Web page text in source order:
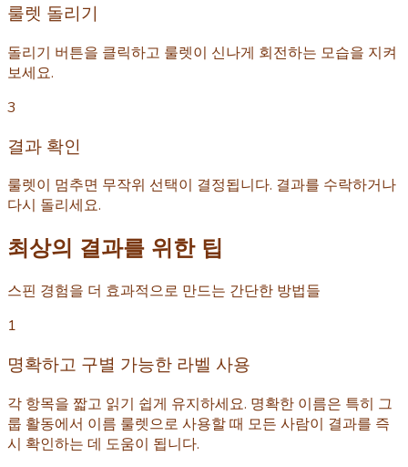
룰렛 돌리기
돌리기 버튼을 클릭하고 룰렛이 신나게 회전하는 모습을 지켜
보세요.
3
결과 확인
룰렛이 멈추면 무작위 선택이 결정됩니다. 결과를 수락하거나
다시 돌리세요.
최상의 결과를 위한 팁
스핀 경험을 더 효과적으로 만드는 간단한 방법들
1
명확하고 구별 가능한 라벨 사용
각 항목을 짧고 읽기 쉽게 유지하세요. 명확한 이름은 특히 그
룹 활동에서 이름 룰렛으로 사용할 때 모든 사람이 결과를 즉
시 확인하는 데 도움이 됩니다.